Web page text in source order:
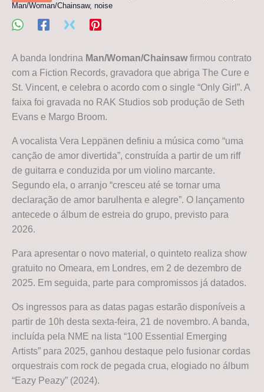
Man/Woman/Chainsaw, noise
A banda londrina Man/Woman/Chainsawfirmou contrato
com a Fiction Records, gravadora que abriga The Cure e
St. Vincent, e celebra o acordo com o single “Only Girl”. A
faixa foi gravada no RAK Studios sob produção de Seth
Evans e Margo Broom.
A vocalista Vera Leppänen definiu a música como “uma
canção de amor divertida”, construída a partir de um riff
de guitarra e conduzida por um violino marcante.
Segundo ela, o arranjo “cresceu até se tornar uma
declaração de amor barulhenta e alegre”. O lançamento
antecede o álbum de estreia do grupo, previsto para
2026.
Para apresentar o novo material, o quinteto realiza show
gratuito no Omeara, em Londres, em 2 de dezembro de
2025. Em seguida, parte para compromissos já datados.
Os ingressos para as datas pagas estarão disponíveis a
partir de 10h desta sexta-feira, 21 de novembro. A banda,
incluída pela NME na lista “100 Essential Emerging
Artists” para 2025, ganhou destaque pelo fusionar cordas
orquestrais com rock de pegada crua, elogiado no álbum
“Eazy Peazy” (2024).